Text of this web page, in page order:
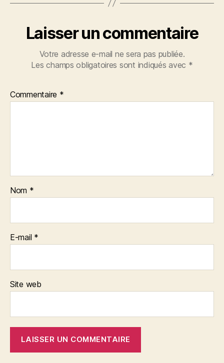
Laisser un commentaire
Votre adresse e-mail ne sera pas publiée.
Les champs obligatoires sont indiqués avec *
Commentaire *
Nom *
E-mail *
Site web